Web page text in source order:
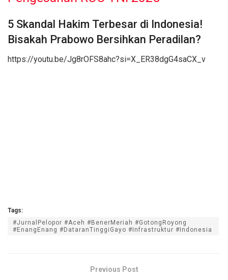
5 Skandal Hakim Terbesar di Indonesia!
Bisakah Prabowo Bersihkan Peradilan?
https://youtu.be/Jg8rOFS8ahc?si=X_ER38dgG4saCX_v
Tags:
#JurnalPelopor #Aceh #BenerMeriah #GotongRoyong
#EnangEnang #DataranTinggiGayo #Infrastruktur #Indonesia
Previous Post